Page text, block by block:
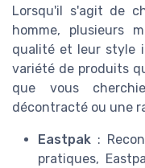
Lorsqu'il s'agit de
homme, plusieurs
qualité et leur style
variété de produits
que vous
décontracté ou une
Eastpak :
pratiques,